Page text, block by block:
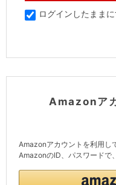
ログインしたままに
Amazonア
Amazonアカウントを利用し
AmazonのID、パスワードで